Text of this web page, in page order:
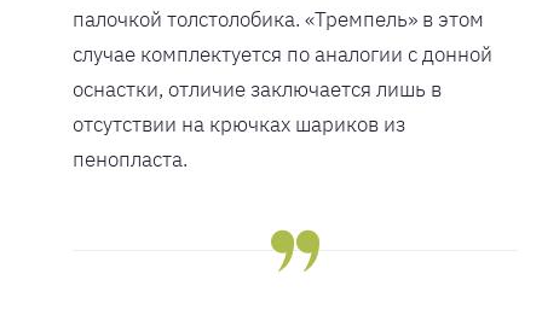
палочкой толстолобика. «Тремпель» в этом
случае комплектуется по аналогии с донной
оснастки, отличие заключается лишь в
отсутствии на крючках шариков из
пенопласта.